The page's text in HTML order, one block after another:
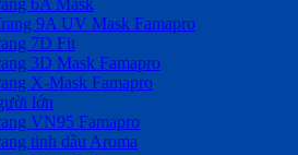
6A Mask
9A UV Mask Famapro
7D Fit
3D Mask Famapro
X-Mask Famapro
lớn
VN95 Famapro
tinh dầu Aroma